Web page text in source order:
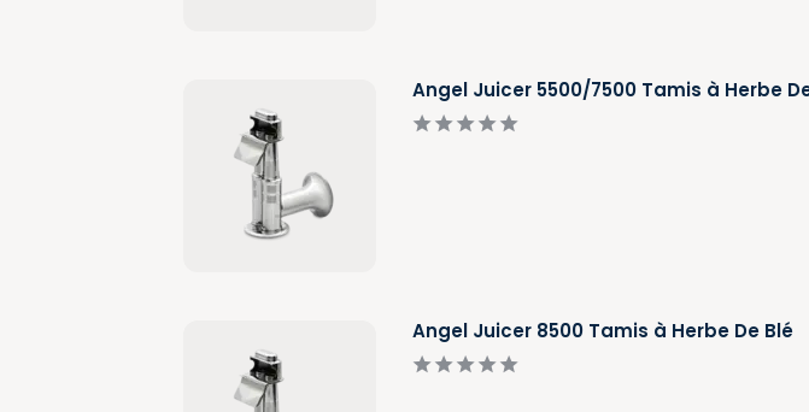
Angel Juicer 5500/7500 Tamis à Herbe
Angel Juicer 8500 Tamis à Herbe De Blé